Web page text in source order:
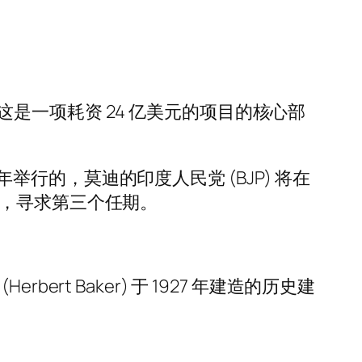
是一项耗资 24 亿美元的项目的核心部
行的，莫迪的印度人民党 (BJP) 将在
求第三个任期。
Baker) 于 1927 年建造的历史建